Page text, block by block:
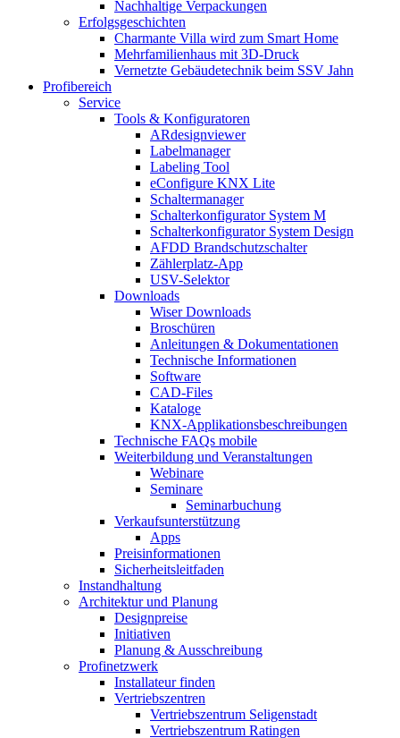
Nachhaltige Verpackungen
Erfolgsgeschichten
Charmante Villa wird zum Smart Home
Mehrfamilienhaus mit 3D-Druck
Vernetzte Gebäudetechnik beim SSV Jahn
Profibereich
Service
Tools & Konfiguratoren
ARdesignviewer
Labelmanager
Labeling Tool
eConfigure KNX Lite
Schaltermanager
Schalterkonfigurator System M
Schalterkonfigurator System Design
AFDD Brandschutzschalter
Zählerplatz-App
USV-Selektor
Downloads
Wiser Downloads
Broschüren
Anleitungen & Dokumentationen
Technische Informationen
Software
CAD-Files
Kataloge
KNX-Applikationsbeschreibungen
Technische FAQs mobile
Weiterbildung und Veranstaltungen
Webinare
Seminare
Seminarbuchung
Verkaufsunterstützung
Apps
Preisinformationen
Sicherheitsleitfaden
Instandhaltung
Architektur und Planung
Designpreise
Initiativen
Planung & Ausschreibung
Profinetzwerk
Installateur finden
Vertriebszentren
Vertriebszentrum Seligenstadt
Vertriebszentrum Ratingen